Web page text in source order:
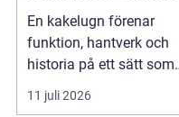
eldstad
En kakelugn förenar
funktion, hantverk och
historia på ett sätt som
få andra
inredningsdetaljer gör.
11 juli 2026